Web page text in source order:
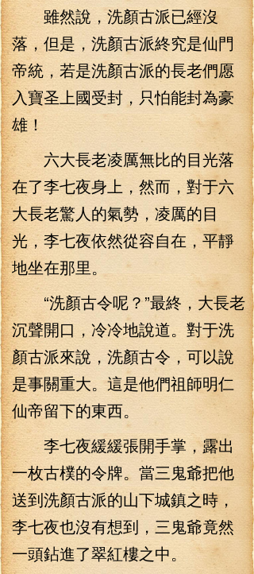
雖然說，洗顏古派已經沒
落，但是，洗顏古派終究是仙門
帝統，若是洗顏古派的長老們愿
入寶圣上國受封，只怕能封為豪
雄！
六大長老凌厲無比的目光落
在了李七夜身上，然而，對于六
大長老驚人的氣勢，凌厲的目
光，李七夜依然從容自在，平靜
地坐在那里。
“洗顏古令呢？”最終，大長老
沉聲開口，冷冷地說道。對于洗
顏古派來說，洗顏古令，可以說
是事關重大。這是他們祖師明仁
仙帝留下的東西。
李七夜緩緩張開手掌，露出
一枚古樸的令牌。當三鬼爺把他
送到洗顏古派的山下城鎮之時，
李七夜也沒有想到，三鬼爺竟然
一頭鉆進了翠紅樓之中。